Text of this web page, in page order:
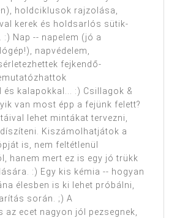
holdciklusok rajzolása,
kerek és holdsarlós sütik-
Nap -- napelem (jó a
napvédelem,
fejkendő-
és kalapokkal... :) Csillagok &
van most épp a fejünk felett?
lehet mintákat tervezni,
Kiszámolhatjátok a
is, nem feltétlenül
hanem mert ez is egy jó trükk
:) Egy kis kémia -- hogyan
élesben is ki lehet próbálni,
során. ;) A
az ecet nagyon jól pezsegnek,